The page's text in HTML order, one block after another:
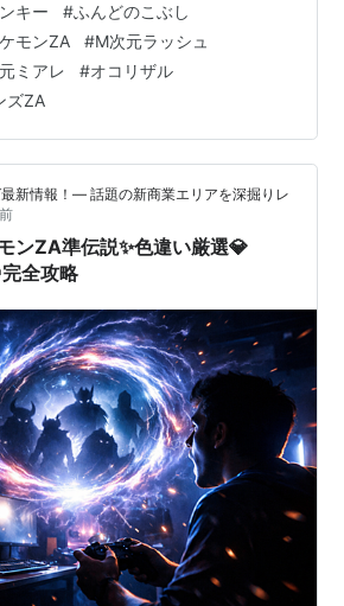
のこぶし20回って、どうやってカウ
も欲しいけど、厳選方法がわからな
えてませんか？🤔 でも、大丈夫で
後まで読めば、あなたのコノヨザル
100％解決します！💪 なぜなら、こ
キー #ふんどのこぶし
モンZA #M次元ラッシュ
ミアレ #オコリザル
ズZA
新情報！— 話題の新商業エリアを深掘りレ
ンZA準伝説✨色違い厳選💎
全攻略